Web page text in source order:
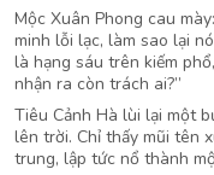
Mộc Xuân Phong cau
minh lỗi lạc, làm sao lại
là hạng sáu trên kiếm
nhận ra còn trách ai?”
Tiêu Cảnh Hà lùi lại một
lên trời. Chỉ thấy mũi tên
trung, lập tức nổ thành